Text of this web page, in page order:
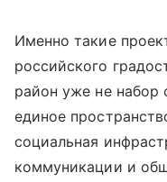
Именно такие
российского
район уже не набор
единое
социальная
коммуникации и